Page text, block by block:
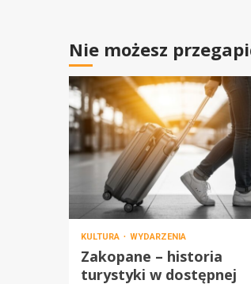
Nie możesz
KULTURA WYDARZENIA
Zakopane – historia
turystyki w dostępnej